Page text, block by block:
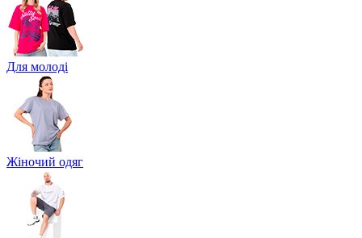
Для молоді
Жіночий одяг